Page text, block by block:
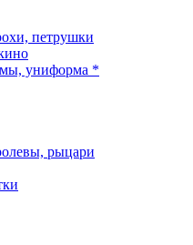
петрушки
униформа *
рыцари